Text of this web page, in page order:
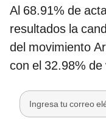
Al 68.91% de
resultados la
del movimiento
con el 32.98%